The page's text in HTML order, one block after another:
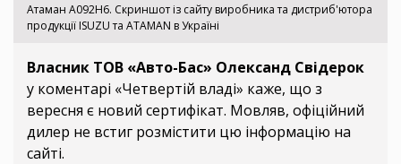
Атаман А092Н6. Скриншот із сайту виробника та дистриб'ютора
продукції ISUZU та ATAMAN в Україні
Власник ТОВ «Авто-Бас» Олександ Свідерок
у коментарі «Четвертій владі» каже, що з
вересня є новий сертифікат. Мовляв, офіційний
дилер не встиг розмістити цю інформацію на
сайті.